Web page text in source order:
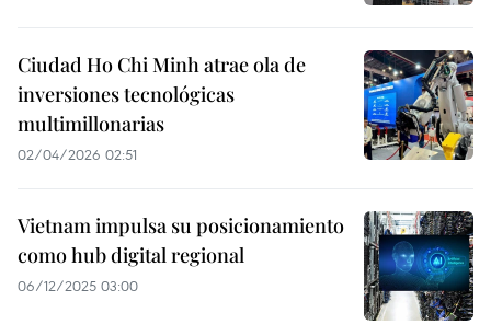
Ciudad Ho Chi Minh atrae ola de
inversiones tecnológicas
multimillonarias
02/04/2026 02:51
Vietnam impulsa su posicionamiento
como hub digital regional
06/12/2025 03:00